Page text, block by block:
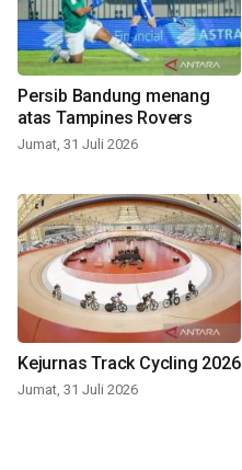
Persib Bandung menang
atas Tampines Rovers
Jumat, 31 Juli 2026
Kejurnas Track Cycling 2026
Jumat, 31 Juli 2026